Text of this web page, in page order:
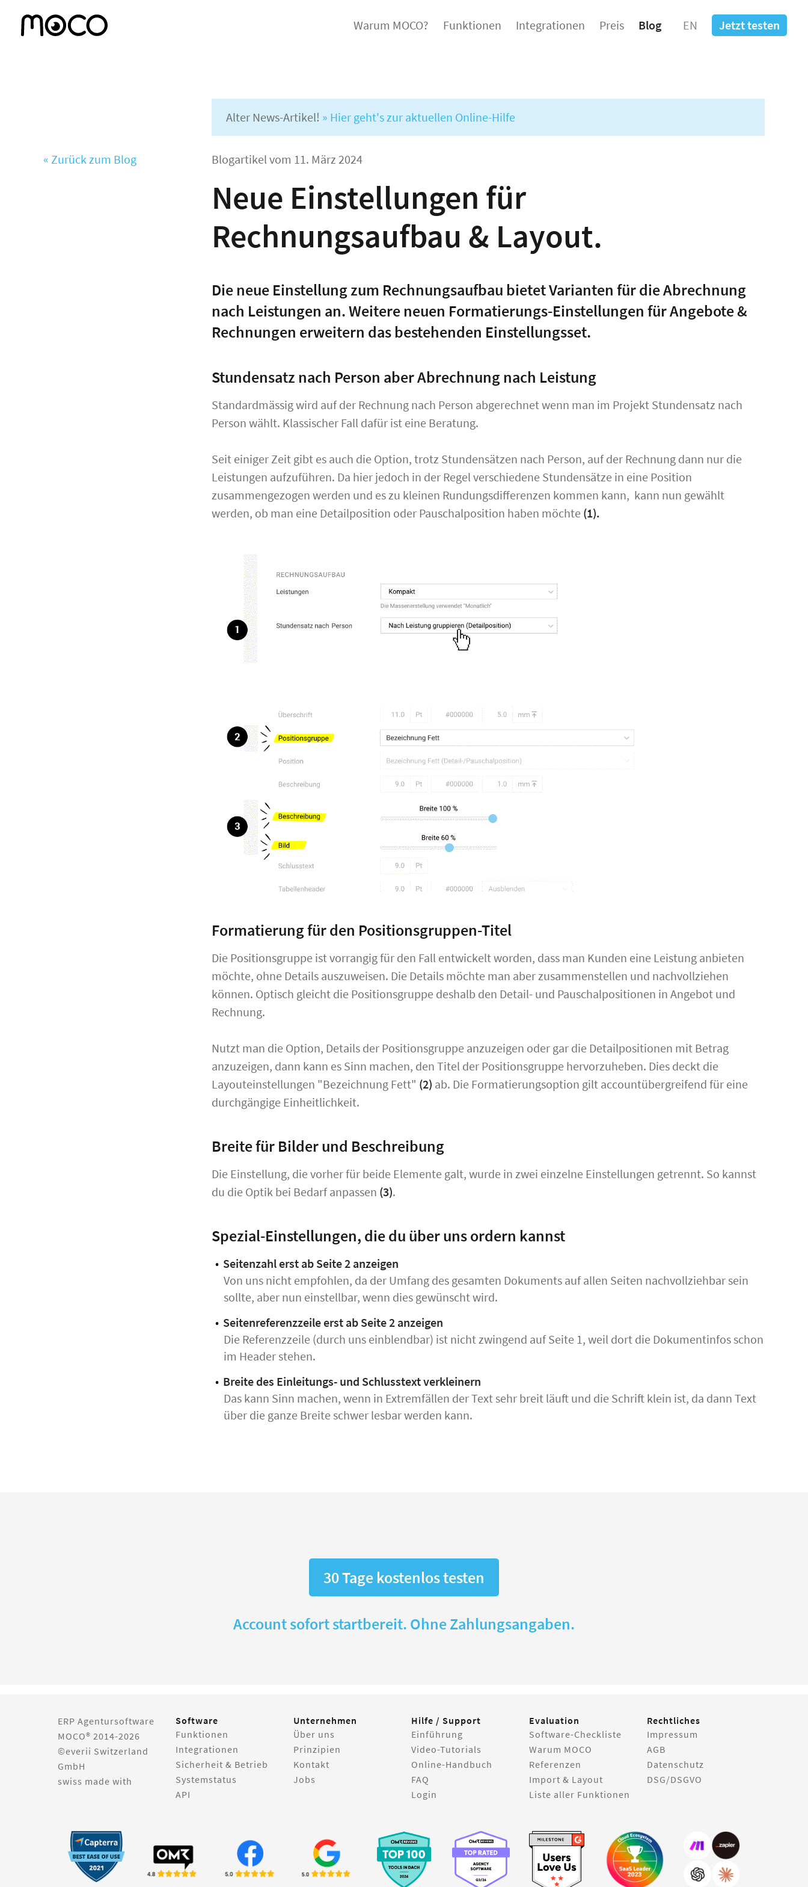
Warum MOCO? Funktionen Integrationen Preis Blog EN Jetzt testen
« Zurück zum Blog
Alter News-Artikel! » Hier geht's zur aktuellen Online-Hilfe
Blogartikel vom 11. März 2024
Neue Einstellungen für
Rechnungsaufbau & Layout.
Die neue Einstellung zum Rechnungsaufbau bietet Varianten für die Abrechnung
nach Leistungen an. Weitere neuen Formatierungs-Einstellungen für Angebote &
Rechnungen erweitern das bestehenden Einstellungsset.
Stundensatz nach Person aber Abrechnung nach Leistung
Standardmässig wird auf der Rechnung nach Person abgerechnet wenn man im Projekt Stundensatz nach
Person wählt. Klassischer Fall dafür ist eine Beratung.
Seit einiger Zeit gibt es auch die Option, trotz Stundensätzen nach Person, auf der Rechnung dann nur die
Leistungen aufzuführen. Da hier jedoch in der Regel verschiedene Stundensätze in eine Position
zusammengezogen werden und es zu kleinen Rundungsdifferenzen kommen kann, kann nun gewählt
werden, ob man eine Detailposition oder Pauschalposition haben möchte (1).
Formatierung für den Positionsgruppen-Titel
Die Positionsgruppe ist vorrangig für den Fall entwickelt worden, dass man Kunden eine Leistung anbieten
möchte, ohne Details auszuweisen. Die Details möchte man aber zusammenstellen und nachvollziehen
können. Optisch gleicht die Positionsgruppe deshalb den Detail- und Pauschalpositionen in Angebot und
Rechnung.
Nutzt man die Option, Details der Positionsgruppe anzuzeigen oder gar die Detailpositionen mit Betrag
anzuzeigen, dann kann es Sinn machen, den Titel der Positionsgruppe hervorzuheben. Dies deckt die
Layouteinstellungen "Bezeichnung Fett" (2) ab. Die Formatierungsoption gilt accountübergreifend für eine
durchgängige Einheitlichkeit.
Breite für Bilder und Beschreibung
Die Einstellung, die vorher für beide Elemente galt, wurde in zwei einzelne Einstellungen getrennt. So kannst
du die Optik bei Bedarf anpassen (3).
Spezial-Einstellungen, die du über uns ordern kannst
Seitenzahl erst ab Seite 2 anzeigen
Von uns nicht empfohlen, da der Umfang des gesamten Dokuments auf allen Seiten nachvollziehbar sein
sollte, aber nun einstellbar, wenn dies gewünscht wird.
Seitenreferenzzeile erst ab Seite 2 anzeigen
Die Referenzzeile (durch uns einblendbar) ist nicht zwingend auf Seite 1, weil dort die Dokumentinfos schon
im Header stehen.
Breite des Einleitungs- und Schlusstext verkleinern
Das kann Sinn machen, wenn in Extremfällen der Text sehr breit läuft und die Schrift klein ist, da dann Text
über die ganze Breite schwer lesbar werden kann.
30 Tage kostenlos testen
Account sofort startbereit. Ohne Zahlungsangaben.
ERP Agentursoftware
MOCO® 2014-2026
©everii Switzerland
GmbH
swiss made with
Software
Funktionen
Integrationen
Sicherheit & Betrieb
Systemstatus
API
Unternehmen
Über uns
Prinzipien
Kontakt
Jobs
Hilfe / Support
Einführung
Video-Tutorials
Online-Handbuch
FAQ
Login
Evaluation
Software-Checkliste
Warum MOCO
Referenzen
Import & Layout
Liste aller Funktionen
Rechtliches
Impressum
AGB
Datenschutz
DSG/DSGVO